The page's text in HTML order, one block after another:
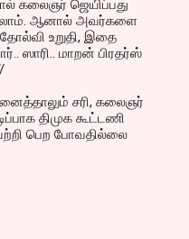
கலைஞர் ஜெயிப்பது
ஆனால் அவர்களை
உறுதி, இதை
ஸாரி.. மாறன் பிரதர்ஸ்
சரி, கலைஞர்
திமுக கூட்டணி
பெற போவதில்லை